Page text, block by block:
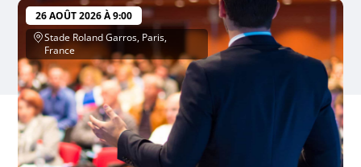
26 AOÛT 2026 À 9:00
Stade Roland Garros, Paris,
France